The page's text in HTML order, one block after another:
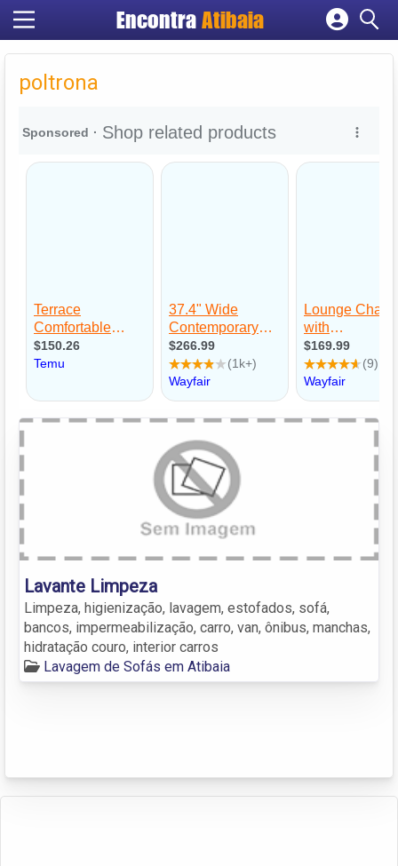
Encontra Atibaia
Cadastrar empresa
poltrona
Lavante Limpeza
Limpeza, higienização, lavagem, estofados, sofá,
bancos, impermeabilização, carro, van, ônibus, manchas,
hidratação couro, interior carros
Lavagem de Sofás em Atibaia